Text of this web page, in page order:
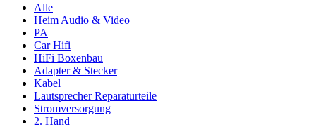
Alle
Heim Audio & Video
PA
Car Hifi
HiFi Boxenbau
Adapter & Stecker
Kabel
Lautsprecher Reparaturteile
Stromversorgung
2. Hand